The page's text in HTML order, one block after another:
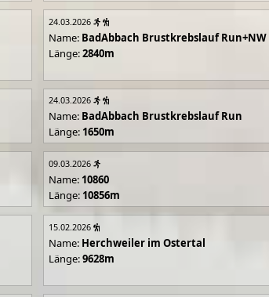
24.03.2026
Name: BadAbbach Brustkrebslauf Run+NW
Länge:2840m
24.03.2026
Name: BadAbbach Brustkrebslauf Run
Länge: 1650m
09.03.2026
Name: 10860
Länge: 10856m
15.02.2026
Name: Herchweiler im Ostertal
Länge:9628m